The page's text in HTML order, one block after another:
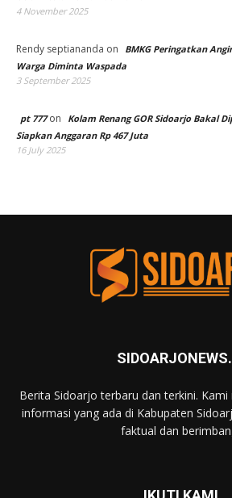
4 November 2025
Rendy septiananda on
BMKG Peringatkan
Warga Diminta Waspada
3 September 2025
pt 777on
Kolam Renang GOR Sidoarjo Bakal
Siapkan Anggaran Rp 467 Juta
16 July 2025
Berita Sidoarjo terbaru dan terkini.
informasi yang ada di Kabupaten
faktual dan